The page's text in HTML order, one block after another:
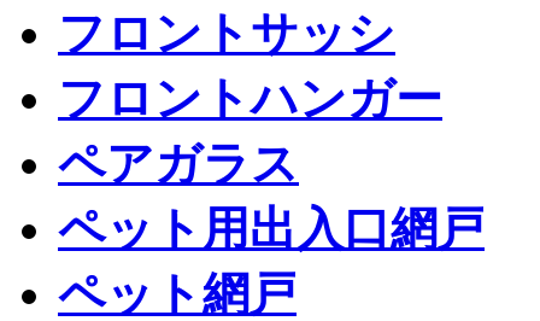
フロントサッシ
フロントハンガー
ペアガラス
ペット用出入口網戸
ペット網戸